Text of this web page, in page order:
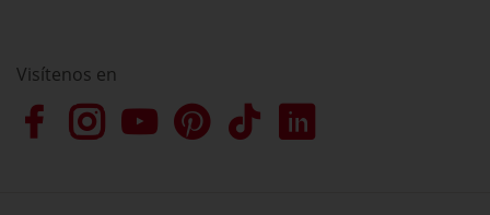
Visítenos en